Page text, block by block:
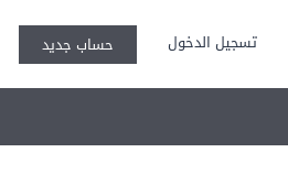
تسجيل الدخول حساب جديد